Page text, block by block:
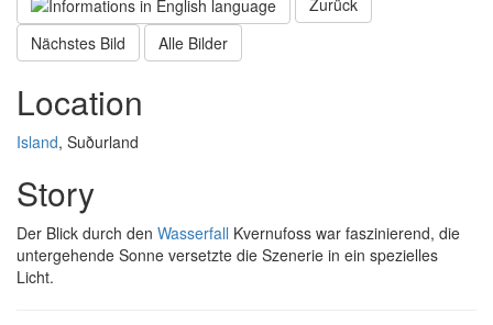
Nächstes Bild
Alle Bilder
Location
Island, Suðurland
Story
Der Blick durch den Wasserfall Kvernufoss war faszinierend, die
untergehende Sonne versetzte die Szenerie in ein spezielles
Licht.